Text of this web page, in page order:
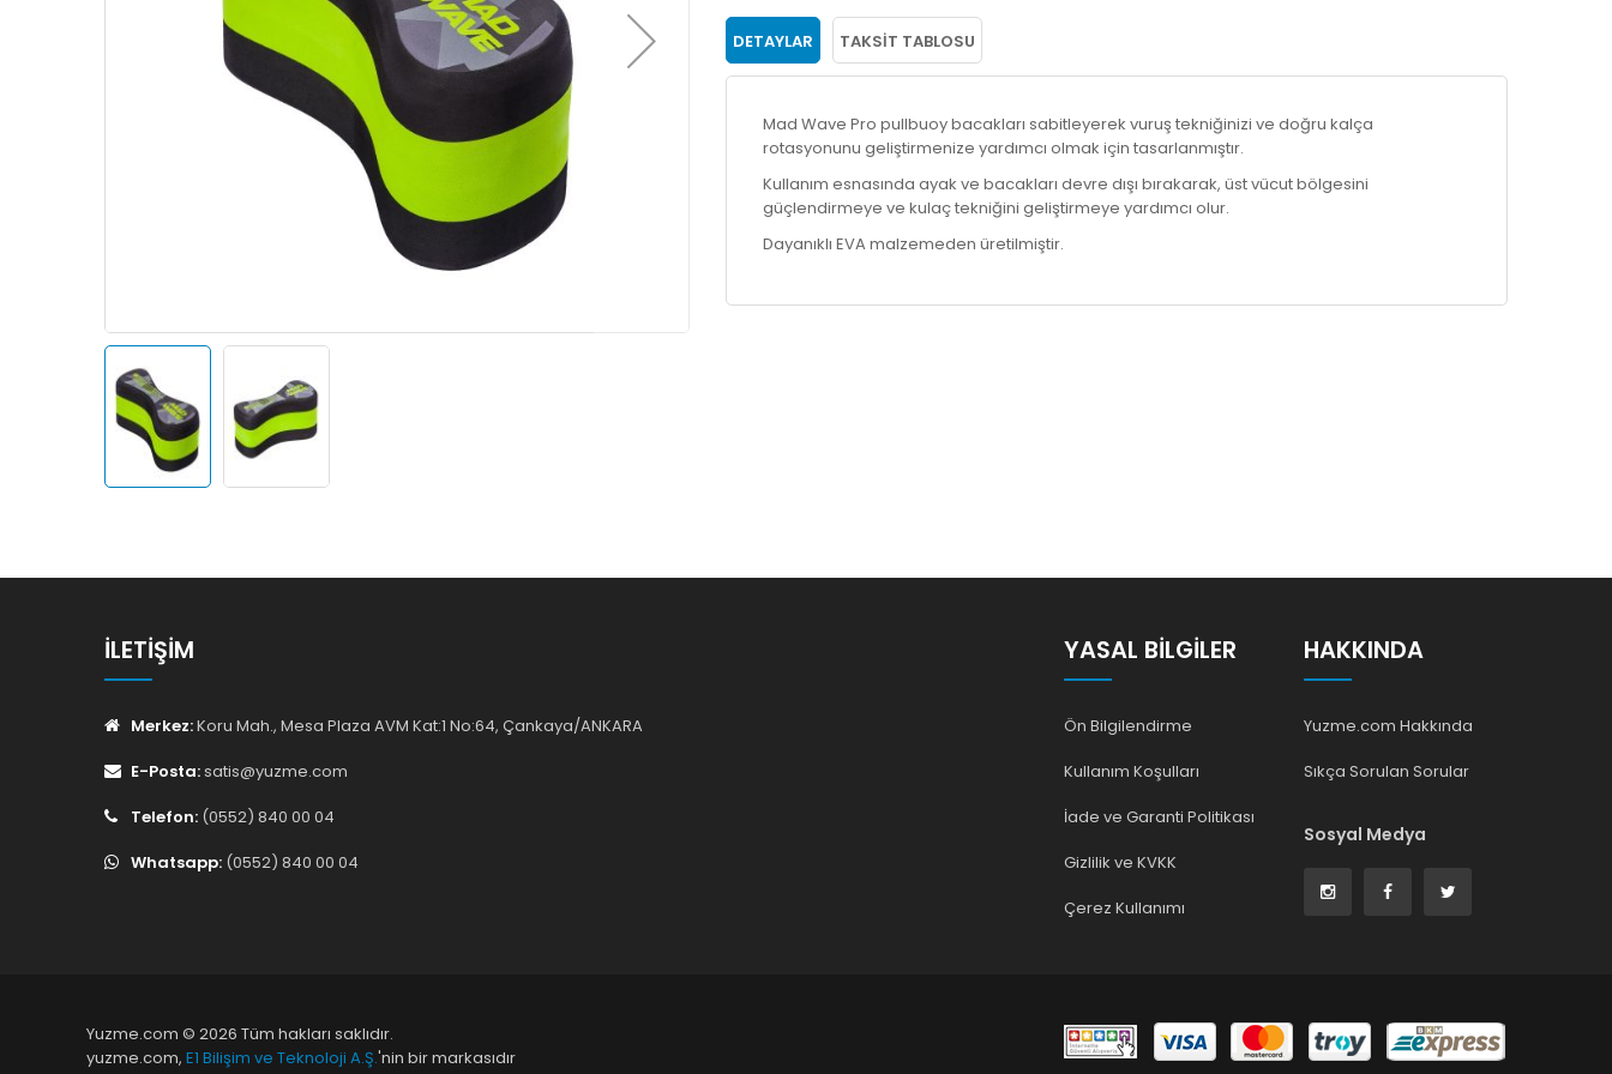
DETAYLAR TAKSIT TABLOSU
Mad Wave Pro pullbuoy bacakları sabitleyerek vuruş tekniğinizi ve doğru kalça
rotasyonunu geliştirmenize yardımcı olmak için tasarlanmıştır.
Kullanım esnasında ayak ve bacakları devre dışı bırakarak, üst vücut bölgesini
güçlendirmeye ve kulaç tekniğini geliştirmeye yardımcı olur.
Dayanıklı EVA malzemeden üretilmiştir.
İLETIŞIM
Merkez:Koru Mah., Mesa Plaza AVM Kat:1 No:64, Çankaya/ANKARA
E-Posta:satis@yuzme.com
Telefon: (0552) 840 00 04
Whatsapp: (0552) 840 00 04
YASAL BILGILER
Ön Bilgilendirme
Kullanım Koşulları
İade ve Garanti Politikası
Gizlilik ve KVKK
Çerez Kullanımı
HAKKINDA
Yuzme.com Hakkında
Sıkça Sorulan Sorular
Sosyal Medya
Yuzme.com © 2026 Tüm hakları saklıdır.
yuzme.com, E1 Bilişim ve Teknoloji A.Ş.'nin bir markasıdır